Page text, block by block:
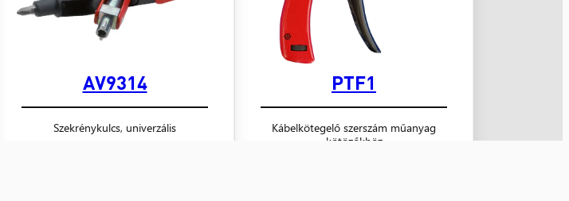
PTF1
Kábelkötegelő szerszám műanyag
kötözőkhöz
AV9314
Szekrénykulcs, univerzális